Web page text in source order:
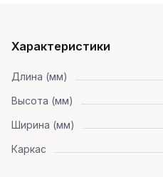
Характеристики
Длина (мм)
Высота (мм)
Ширина (мм)
Каркас